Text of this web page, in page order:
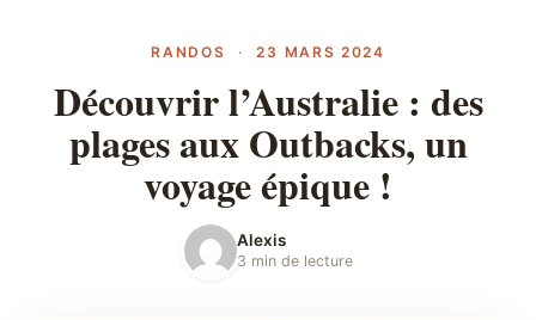
RANDOS · 23 MARS 2024
Découvrir l’Australie : des
plages aux Outbacks, un
voyage épique !
Alexis
3 min de lecture